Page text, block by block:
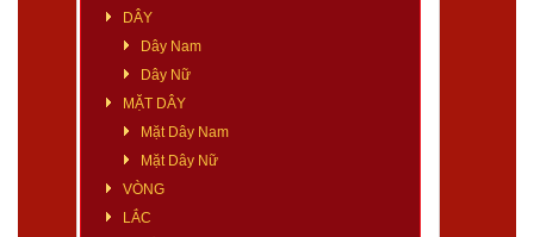
DÂY
Dây Nam
Dây Nữ
MẶT DÂY
Mặt Dây Nam
Mặt Dây Nữ
VÒNG
LẮC